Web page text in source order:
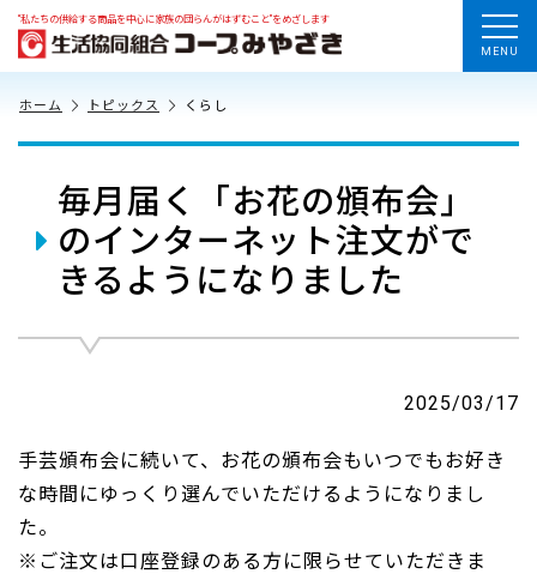
“私たちの供給する商品を中心に家族の団らんがはずむこと”をめざします
MENU
ホーム トピックス くらし
毎月届く「お花の頒布会」
のインターネット注文がで
きるようになりました
2025/03/17
手芸頒布会に続いて、お花の頒布会もいつでもお好き
な時間にゆっくり選んでいただけるようになりまし
た。
※ご注文は口座登録のある方に限らせていただきま